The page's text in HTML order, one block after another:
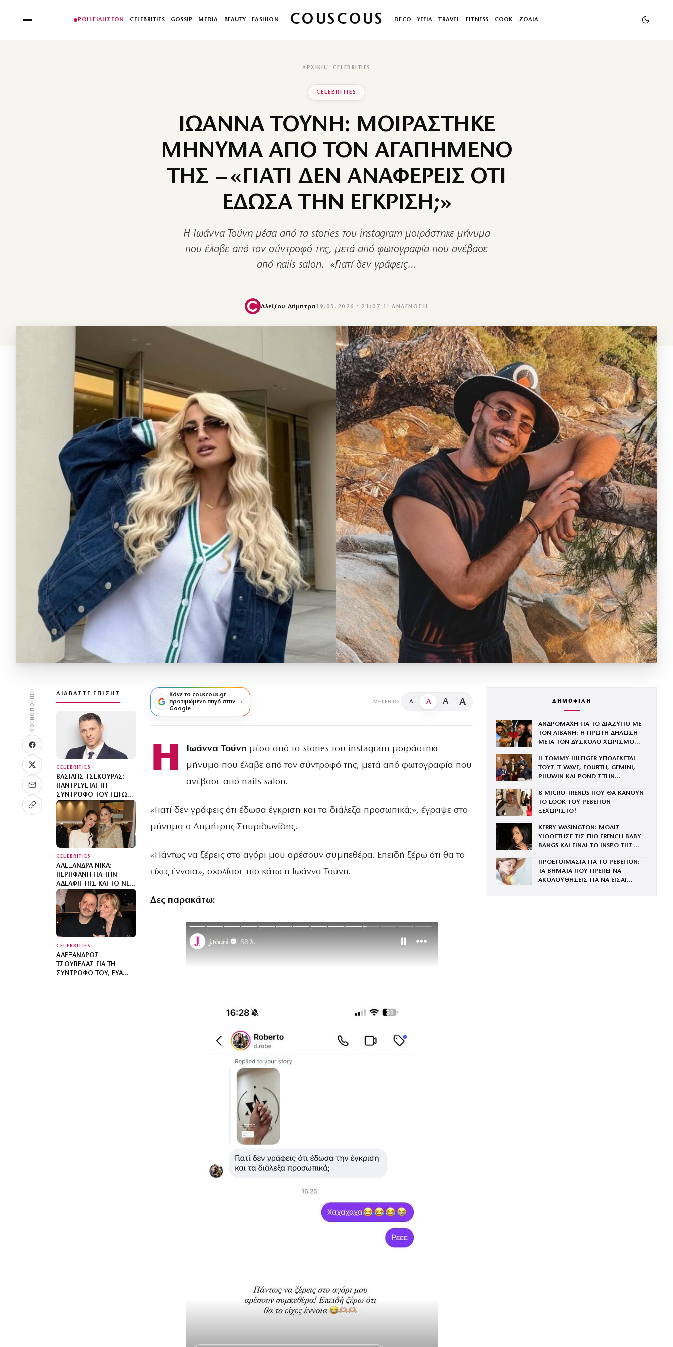
ΡΟΗ ΕΙΔΗΣΕΩΝ CELEBRITIES GOSSIP MEDIA BEAUTY FASHION COUSCOUS DECO ΥΓΕΙΑ TRAVEL FITNESS COOK ΖΩΔΙΑ
ΑΡΧΙΚΉ CELEBRITIES
CELEBRITIES
ΙΩΑΝΝΑ ΤΟΥΝΗ: ΜΟΙΡΑΣΤΗΚΕ
ΜΗΝΥΜΑ ΑΠΟ ΤΟΝ ΑΓΑΠΗΜΕΝΟ
ΤΗΣ – «ΓΙΑΤΙ ΔΕΝ ΑΝΑΦΕΡΕΙΣ ΟΤΙ
ΕΔΩΣΑ ΤΗΝ ΕΓΚΡΙΣΗ;»
Η Ιωάννα Τούνη μέσα από τα stories του instagram μοιράστηκε μήνυμα
που έλαβε από τον σύντροφό της, μετά από φωτογραφία που ανέβασε
από nails salon. «Γιατί δεν γράφεις…
Αλεξίου Δήμητρα19.05.2026 · 21:07 · 1′ ΑΝΆΓΝΩΣΗ
ΚΟΙΝΟΠΟΊΗΣΗ ΔΙΑΒΆΣΤΕ ΕΠΊΣΗΣ
CELEBRITIES
ΒΑΣΊΛΗΣ ΤΣΕΚΟΎΡΑΣ:
ΠΑΝΤΡΕΎΕΤΑΙ ΤΗ
ΣΎΝΤΡΟΦΌ ΤΟΥ ΓΩΓΏ
ΜΠΑΛΉ – ΠΌΤΕ ΘΑ ΓΊΝΕΙ
Ο ΓΆΜΟΣ
CELEBRITIES
ΑΛΕΞΆΝΔΡΑ ΝΊΚΑ:
ΠΕΡΉΦΑΝΗ ΓΙΑ ΤΗΝ
ΑΔΕΛΦΉ ΤΗΣ ΚΑΙ ΤΟ ΝΈΟ
ΕΠΑΓΓΕΛΜΑΤΙΚΌ ΤΗΣ
ΒΉΜΑ – ΦΩΤΟΓΡΑΦΊΑ
CELEBRITIES
ΑΛΈΞΑΝΔΡΟΣ
ΤΣΟΥΒΈΛΑΣ ΓΙΑ ΤΗ
ΣΎΝΤΡΟΦΌ ΤΟΥ, ΕΎΑ
Κάνε το couscous.gr
προτιμώμενη πηγή στην
Google
ΜΈΓΕΘΟΣ A A A A
Η Ιωάννα Τούνη μέσα από τα stories του instagram μοιράστηκε
μήνυμα που έλαβε από τον σύντροφό της, μετά από φωτογραφία που
ανέβασε από nails salon.
«Γιατί δεν γράφεις ότι έδωσα έγκριση και τα διάλεξα προσωπικά;», έγραψε στο
μήνυμα ο Δημήτρης Σπυριδωνίδης.
«Πάντως να ξέρεις στο αγόρι μου αρέσουν συμπεθέρα. Επειδή ξέρω ότι θα το
είχες έννοια», σχολίασε πιο κάτω η Ιωάννα Τούνη.
Δες παρακάτω:
ΔΗΜΟΦΙΛΗ
ΑΝΔΡΟΜΑΧΗ ΓΙΑ ΤΟ ΔΙΑΖΥΓΙΟ ΜΕ
ΤΟΝ ΛΙΒΑΝΗ: Η ΠΡΩΤΗ ΔΗΛΩΣΗ
ΜΕΤΑ ΤΟΝ ΔΥΣΚΟΛΟ ΧΩΡΙΣΜΟ
Η TOMMY HILFIGER ΥΠΟΔΕΧΕΤΑΙ
ΤΟΥΣ Τ-WAVE, FOURTH, GEMINI,
PHUWIN ΚΑΙ POND ΣΤΗΝ
8 MICRO TRENDS ΠΟΥ ΘΑ ΚΑΝΟΥΝ
ΤΟ LOOK ΤΟΥ ΡΕΒΕΓΙΟΝ
ΞΕΧΩΡΙΣΤΟ!
KERRY WASINGTON: ΜΟΛΙΣ
ΥΙΟΘΕΤΗΣΕ ΤΙΣ ΠΙΟ FRENCH BABY
BANGS ΚΑΙ ΕΙΝΑΙ ΤΟ INSPO ΤΗΣ
ΠΡΟΕΤΟΙΜΑΣΙΑ ΓΙΑ ΤΟ ΡΕΒΕΓΙΟΝ:
ΤΑ ΒΗΜΑΤΑ ΠΟΥ ΠΡΕΠΕΙ ΝΑ
ΑΚΟΛΟΥΘΗΣΕΙΣ ΓΙΑ ΝΑ ΕΙΣΑΙ